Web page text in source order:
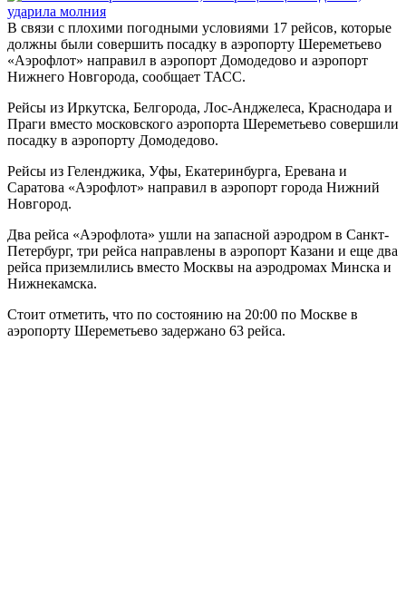
В связи с плохими погодными условиями 17 рейсов, которые
должны были совершить посадку в аэропорту Шереметьево
«Аэрофлот» направил в аэропорт Домодедово и аэропорт
Нижнего Новгорода, сообщает ТАСС.
Рейсы из Иркутска, Белгорода, Лос-Анджелеса, Краснодара и
Праги вместо московского аэропорта Шереметьево совершили
посадку в аэропорту Домодедово.
Рейсы из Геленджика, Уфы, Екатеринбурга, Еревана и
Саратова «Аэрофлот» направил в аэропорт города Нижний
Новгород.
Два рейса «Аэрофлота» ушли на запасной аэродром в Санкт-
Петербург, три рейса направлены в аэропорт Казани и еще два
рейса приземлились вместо Москвы на аэродромах Минска и
Нижнекамска.
Стоит отметить, что по состоянию на 20:00 по Москве в
аэропорту Шереметьево задержано 63 рейса.